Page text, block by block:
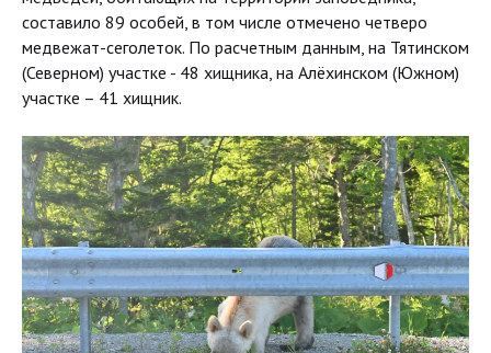
составило 89 особей, в том числе отмечено четверо
медвежат-сеголеток. По расчетным данным, на Тятинском
(Северном) участке - 48 хищника, на Алёхинском (Южном)
участке – 41 хищник.